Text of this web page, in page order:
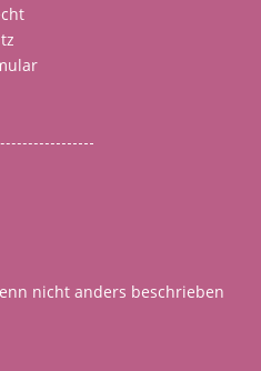
nicht anders beschrieben